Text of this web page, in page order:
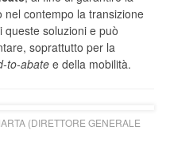
contempo la transizione
queste soluzioni e può
soprattutto per la
to-abatee della mobilità.
(DIRETTORE GENERALE